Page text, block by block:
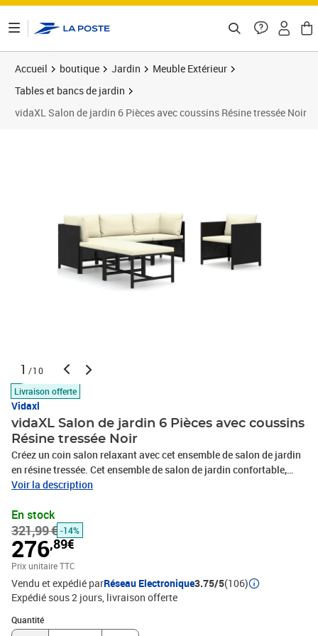
Accueil boutique Jardin
Meuble Extérieur
Tables et bancs de jardin
vidaXL Salon de jardin 6 Pièces avec coussins Résine tressée Noir
1 /10
Livraison offerte
Vidaxl
vidaXL Salon de jardin 6 Pièces avec coussins
Résine tressée Noir
Créez un coin salon relaxant avec cet ensemble de salon de jardin
en résine tressée. Cet ensemble de salon de jardin confortable,
doté d’un cadre en acier enduit de poudre recouvert de résine
rembourrés ajoutent un confort supplémentaire pendant votre
temps de détente. Les housses de coussin sont amovibles et
lavables avec des fermetures éclair. En outre, le repose-pied peut
également servir de table basse pour accueillir vos divers objets de
première nécessité. Cet ensemble de salon d'extérieur est facile à
déplacer avec une construction légère. Grâce à la conception
modulaire, vous pouvez placer l’ensemble dans n’importe quel
arrangement selon votre goût. Remarque importante : nous vous
Voir la description
En stock
321,99 € -14%
276,89€
Prix unitaire TTC
Vendu et expédié parRéseau Electronique3.75/5(106)
Expédié sous 2 jours livraison offerte
Quantité
Quantité : 1